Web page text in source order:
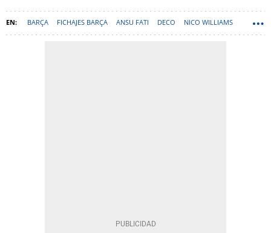
BARÇA FICHAJES BARÇA ANSU FATI DECO NICO WILLIAMS